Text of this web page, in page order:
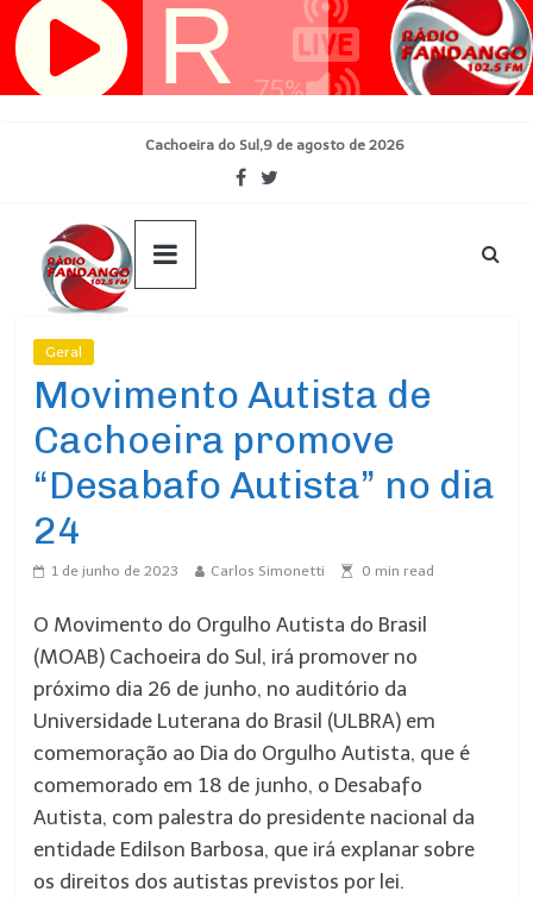
Pular
para
Cachoeira do Sul,9 de agosto de 2026
Geral
Movimento Autista de
Cachoeira promove
“Desabafo Autista” no dia
24
1 de junho de 2023 Carlos Simonetti 0 min read
O Movimento do Orgulho Autista do Brasil
(MOAB) Cachoeira do Sul, irá promover no
próximo dia 26 de junho, no auditório da
Universidade Luterana do Brasil (ULBRA) em
comemoração ao Dia do Orgulho Autista, que é
comemorado em 18 de junho, o Desabafo
Autista, com palestra do presidente nacional da
entidade Edilson Barbosa, que irá explanar sobre
os direitos dos autistas previstos por lei.